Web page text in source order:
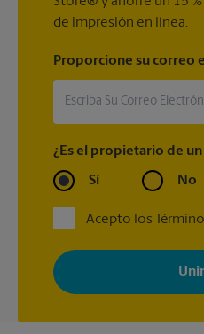
de impresión en línea.
Proporcione su correo
¿Es el propietario de
Sí No
Acepto los
Al registrarse, acepta recibir
Store con noticias, ofertas
adaptados a sus intereses.
momento. Para más